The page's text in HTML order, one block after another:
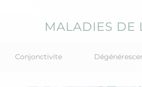
MALADIES DE
Conjonctivite